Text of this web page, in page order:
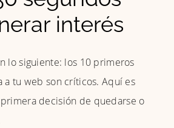
interés
lo siguiente: los 10 primeros
a tu web son críticos. Aquí es
decisión de quedarse o